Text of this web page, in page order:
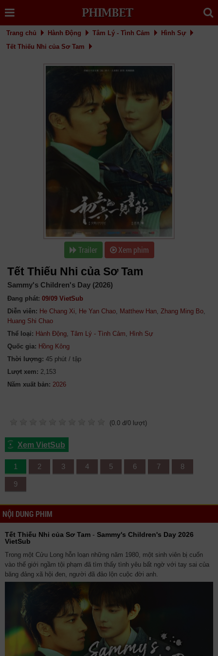
Trang chủ Hành Động Tâm Lý - Tình Cảm
Hình Sự
Tết Thiếu Nhi của Sơ Tam
Trailer Xem phim
Tết Thiếu Nhi của Sơ Tam
Sammy's Children's Day (2026)
Đang phát: 09/09 VietSub
Diễn viên: He Chang Xi, He Yan Chao, Matthew Han, Zhang Ming Bo,
Huang Shi Chao
Thể loại: Hành Động, Tâm Lý - Tình Cảm, Hình Sự
Quốc gia: Hồng Kông
Thời lượng: 45 phút / tập
Lượt xem: 2,153
Năm xuất bản:
(0.0 đ/0 lượt)
Xem VietSub
1 2 3 4 5 6 7 8
9
NỘI DUNG PHIM
Tết Thiếu Nhi của Sơ Tam - Sammy's Children's Day 2026
VietSub
Trong một Cửu Long hỗn loạn những năm 1980, một sinh viên bị cuốn
vào thế giới ngầm tội phạm đã tìm thấy tình yêu bất ngờ với tay sai của
băng đảng xã hội đen, người đã đảo lộn cuộc đời anh.